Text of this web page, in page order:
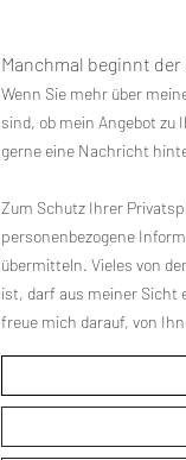
Manchmal beginnt
Wenn Sie mehr über
sind, ob mein Angebot
gerne eine Nachricht
Zum Schutz Ihrer
personenbezogene
übermitteln. Vieles von
ist, darf aus meiner
freue mich darauf, von